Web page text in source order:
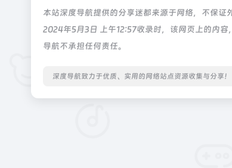
本站深度导航提供的分享迷都来源于网络，不保
2024年5月3日 上午12:57收录时，该网页上的内
导航不承担任何责任。
深度导航致力于优质、实用的网络站点资源收集与分享！